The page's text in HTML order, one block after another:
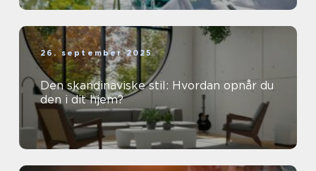
26. september 2025
Den skandinaviske stil: Hvordan opnår du
den i dit hjem?